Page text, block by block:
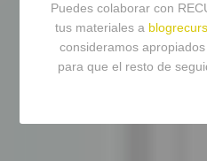
Puedes colaborar con
tus materiales a
consideramos
para que el resto de